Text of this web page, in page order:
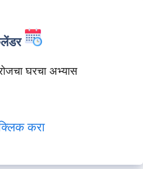
घरचा अभ्यास
करा